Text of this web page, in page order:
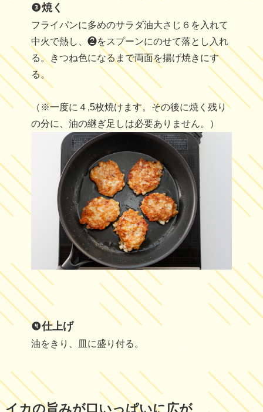
焼く
フライパンに多めのサラダ油大さじ６を入れて
中火で熱し、❷をスプーンにのせて落とし入れ
る。きつね色になるまで両面を揚げ焼きにす
る。
（※一度に４,5枚焼けます。その後に焼く残り
の分に、油の継ぎ足しは必要ありません。）
仕上げ
油をきり、皿に盛り付る。
イカの旨みが口いっぱいに広が